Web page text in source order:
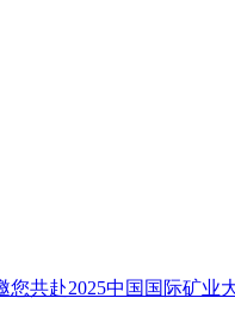
您共赴2025中国国际矿业